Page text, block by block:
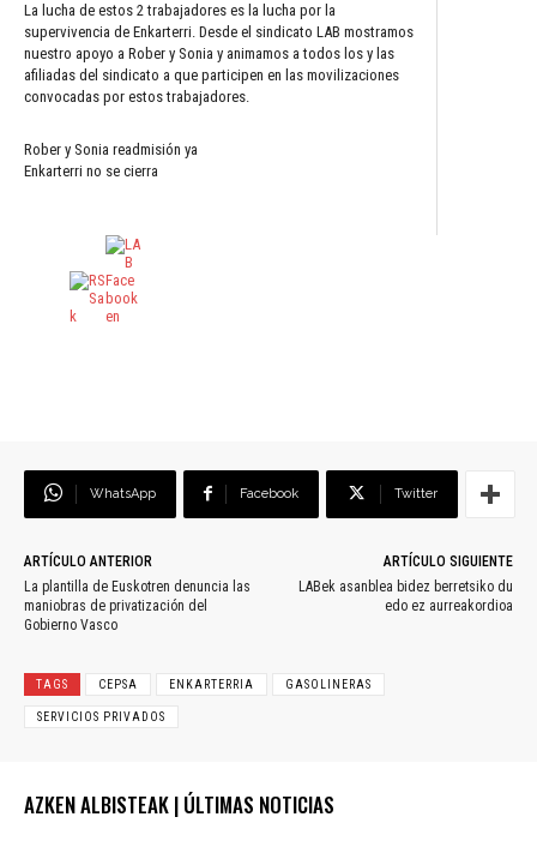
La lucha de estos 2 trabajadores es la lucha por la
supervivencia de Enkarterri. Desde el sindicato LAB mostramos
nuestro apoyo a Rober y Sonia y animamos a todos los y las
afiliadas del sindicato a que participen en las movilizaciones
convocadas por estos trabajadores.
Rober y Sonia readmisión ya
Enkarterri no se cierra
WhatsApp Facebook Twitter
ARTÍCULO ANTERIOR
La plantilla de Euskotren denuncia las
maniobras de privatización del
Gobierno Vasco
ARTÍCULO SIGUIENTE
LABek asanblea bidez berretsiko du
edo ez aurreakordioa
TAGS CEPSA ENKARTERRIA GASOLINERAS
SERVICIOS PRIVADOS
AZKEN ALBISTEAK | ÚLTIMAS NOTICIAS